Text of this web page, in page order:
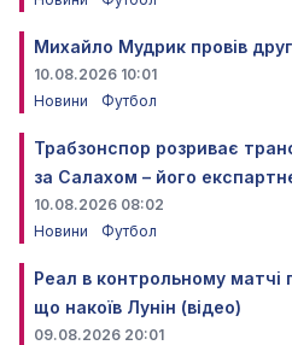
Михайло Мудрик провів
10.08.2026 10:01
Новини
Футбол
Трабзонспор розриває
за Салахом – його
10.08.2026 08:02
Новини
Футбол
Реал в контрольному
що накоїв Лунін (відео)
09.08.2026 20:01